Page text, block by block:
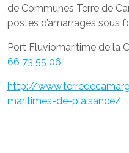
de Communes Terre de
postes d’amarrages sous
Port Fluviomaritime de la
66 73 55 06
http://
maritimes-de-plaisance/